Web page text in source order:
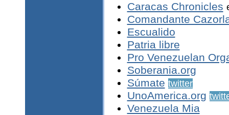
Caracas Chronicles
Comandante
Escualido
Patria libre
Pro Venezuelan
Soberania.org
Súmate twitter
UnoAmerica.org
Venezuela Mia